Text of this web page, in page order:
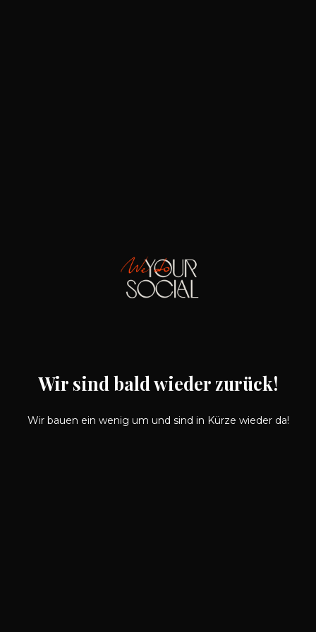
Wir sind bald wieder zurück!
Wir bauen ein wenig um und sind in Kürze wieder da!